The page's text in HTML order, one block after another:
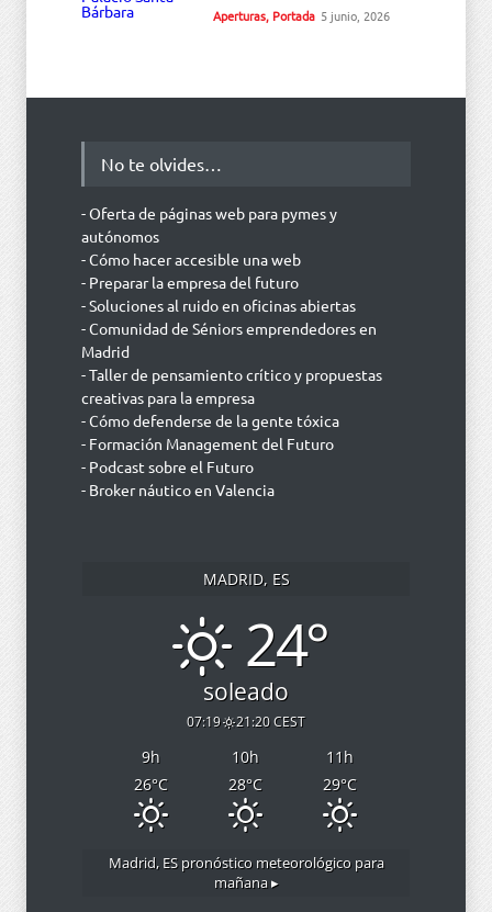
Aperturas, Portada 5 junio, 2026
No te olvides…
- Oferta de páginas web para pymes y
autónomos
- Cómo hacer accesible una web
- Preparar la empresa del futuro
- Soluciones al ruido en oficinas abiertas
- Comunidad de Séniors emprendedores en
Madrid
- Taller de pensamiento crítico y propuestas
creativas para la empresa
- Cómo defenderse de la gente tóxica
- Formación Management del Futuro
- Podcast sobre el Futuro
- Broker náutico en Valencia
MADRID, ES
24°
soleado
07:19 21:20 CEST
9h 10h 11h
26°C 28°C 29°C
Madrid, ESpronóstico meteorológico para
mañana ▸